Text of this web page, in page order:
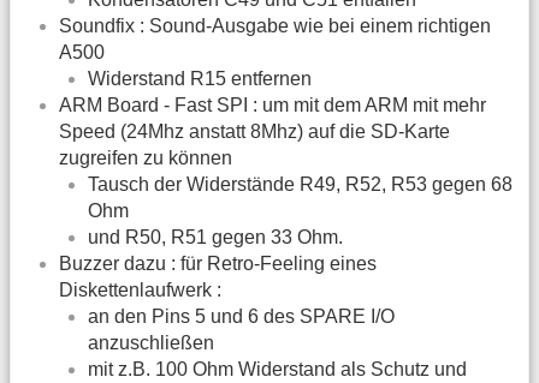
Soundfix : Sound-Ausgabe wie bei einem richtigen
A500
Widerstand R15 entfernen
ARM Board - Fast SPI : um mit dem ARM mit mehr
Speed (24Mhz anstatt 8Mhz) auf die SD-Karte
zugreifen zu können
Tausch der Widerstände R49, R52, R53 gegen 68
Ohm
und R50, R51 gegen 33 Ohm.
Buzzer dazu : für Retro-Feeling eines
Diskettenlaufwerk :
an den Pins 5 und 6 des SPARE I/O
anzuschließen
mit z.B. 100 Ohm Widerstand als Schutz und